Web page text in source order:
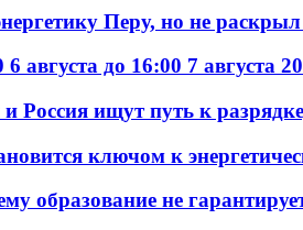
Перу, но не
августа до 16:00 7 августа
Россия ищут путь к
ключом к
образование не